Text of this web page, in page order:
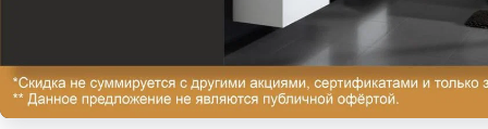
В закладки Сравнить
В корзину